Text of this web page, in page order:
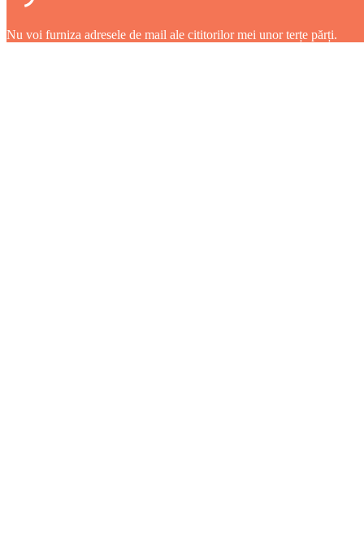
Nu voi furniza adresele de mail ale cititorilor mei unor terțe părți.